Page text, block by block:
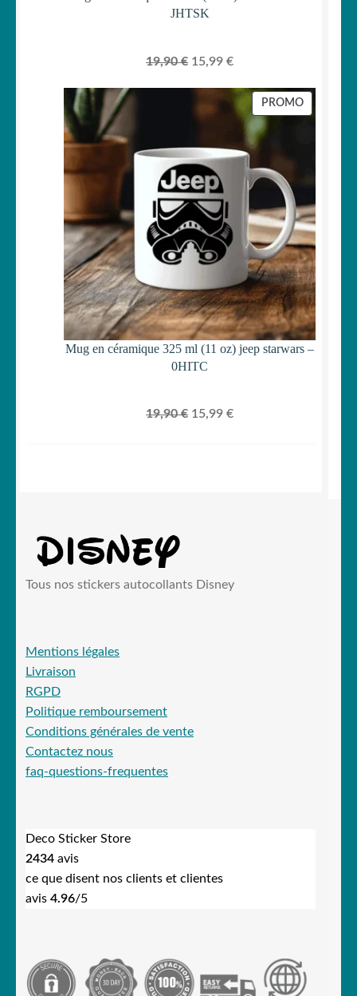
JHTSK
19,90€ Le
initial
était :
15,99 €Le
actuel
est :
15,99 €.
PROMOPRODUIT
Mug en céramique 325 ml (11 oz) jeep starwars –
0HITC
19,90€ Le
15,99 €Le
Tous nos stickers autocollants Disney
Mentions légales
Livraison
RGPD
Politique remboursement
Conditions générales de vente
Contactez nous
faq-questions-frequentes
Deco Sticker Store
2434 avis
ce que disent nos clients et clientes
avis 4.96/5